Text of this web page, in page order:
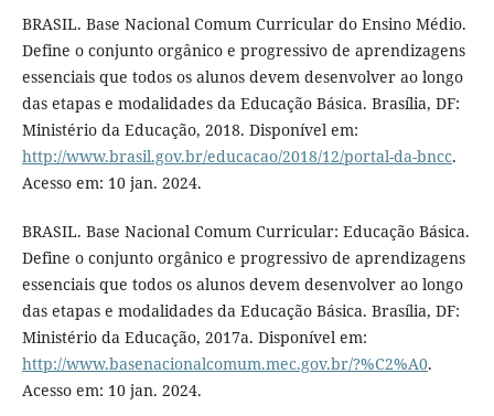
BRASIL. Base Nacional Comum Curricular do Ensino Médio.
Define o conjunto orgânico e progressivo de aprendizagens
essenciais que todos os alunos devem desenvolver ao longo
das etapas e modalidades da Educação Básica. Brasília, DF:
Ministério da Educação, 2018. Disponível em:
http://www.brasil.gov.br/educacao/2018/12/portal-da-bncc.
Acesso em: 10 jan. 2024.
BRASIL. Base Nacional Comum Curricular: Educação Básica.
Define o conjunto orgânico e progressivo de aprendizagens
essenciais que todos os alunos devem desenvolver ao longo
das etapas e modalidades da Educação Básica. Brasília, DF:
Ministério da Educação, 2017a. Disponível em:
http://www.basenacionalcomum.mec.gov.br/?%C2%A0.
Acesso em: 10 jan. 2024.